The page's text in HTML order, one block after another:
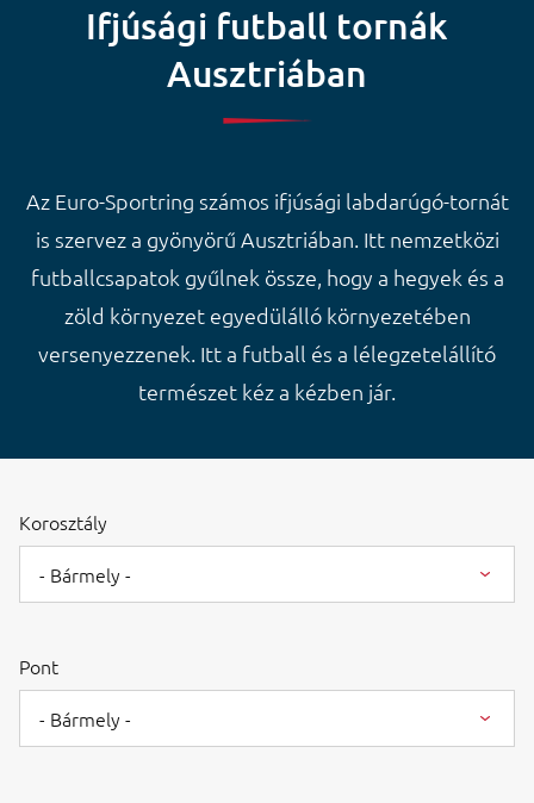
Ifjúsági futball tornák
Ausztriában
Az Euro-Sportring számos ifjúsági labdarúgó-tornát
is szervez a gyönyörű Ausztriában. Itt nemzetközi
futballcsapatok gyűlnek össze, hogy a hegyek és a
zöld környezet egyedülálló környezetében
versenyezzenek. Itt a futball és a lélegzetelállító
természet kéz a kézben jár.
Korosztály
- Bármely -
Pont
- Bármely -